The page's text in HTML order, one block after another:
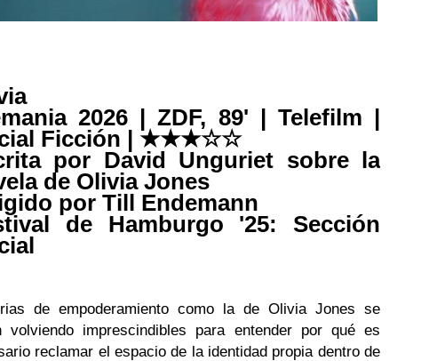
2026 | ZDF, 89' | Telefilm |
Ficción | ★★★☆☆
por David Unguriet sobre la
de Olivia Jones
por Till Endemann
de Hamburgo '25: Sección
de empoderamiento como la de Olivia Jones se
volviendo imprescindibles para entender por qué es
reclamar el espacio de la identidad propia dentro de